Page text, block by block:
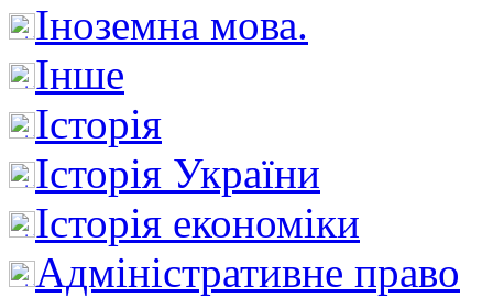
Іноземна мова.
Інше
Історія
Історія України
Історія економіки
Адміністративне право